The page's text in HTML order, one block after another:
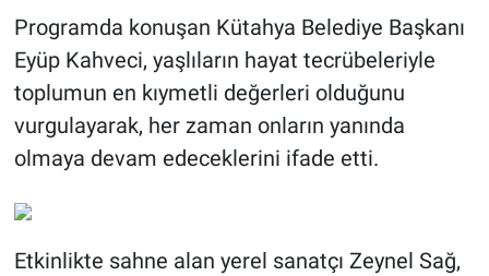
Programda konuşan Kütahya Belediye Başkanı
Eyüp Kahveci, yaşlıların hayat tecrübeleriyle
toplumun en kıymetli değerleri olduğunu
vurgulayarak, her zaman onların yanında
olmaya devam edeceklerini ifade etti.
Etkinlikte sahne alan yerel sanatçı Zeynel Sağ,